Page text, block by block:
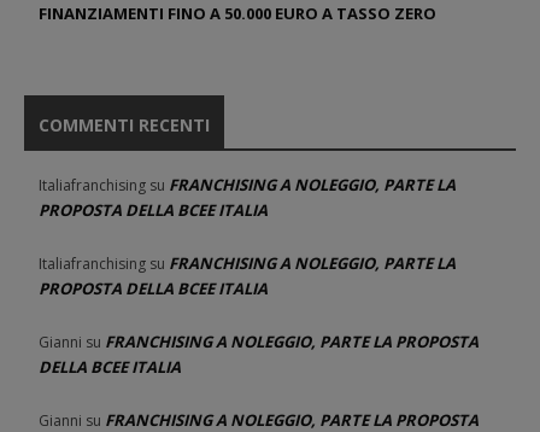
FINANZIAMENTI FINO A 50.000 EURO A TASSO ZERO
COMMENTI RECENTI
Italiafranchising su FRANCHISING A NOLEGGIO, PARTE LA
PROPOSTA DELLA BCEE ITALIA
Italiafranchising su FRANCHISING A NOLEGGIO, PARTE LA
PROPOSTA DELLA BCEE ITALIA
Gianni su FRANCHISING A NOLEGGIO, PARTE LA PROPOSTA
DELLA BCEE ITALIA
Gianni su FRANCHISING A NOLEGGIO, PARTE LA PROPOSTA